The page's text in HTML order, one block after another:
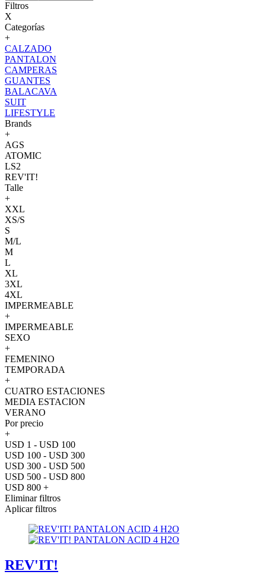
Filtros
X
Categorías
+
CALZADO
PANTALON
CAMPERAS
GUANTES
BALACAVA
SUIT
LIFESTYLE
Brands
+
AGS
ATOMIC
LS2
REV'IT!
Talle
+
XXL
XS/S
S
M/L
M
L
XL
3XL
4XL
IMPERMEABLE
+
IMPERMEABLE
SEXO
+
FEMENINO
TEMPORADA
+
CUATRO ESTACIONES
MEDIA ESTACION
VERANO
Por precio
+
USD 1 - USD 100
USD 100 - USD 300
USD 300 - USD 500
USD 500 - USD 800
USD 800 +
Eliminar filtros
Aplicar filtros
REV'IT!